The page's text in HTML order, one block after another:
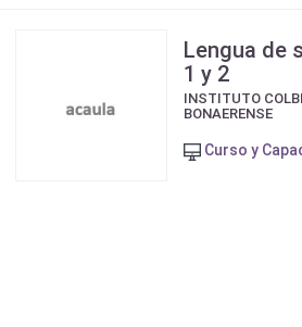
Lengua de
1 y 2
INSTITUTO
BONAERENSE
Curso y